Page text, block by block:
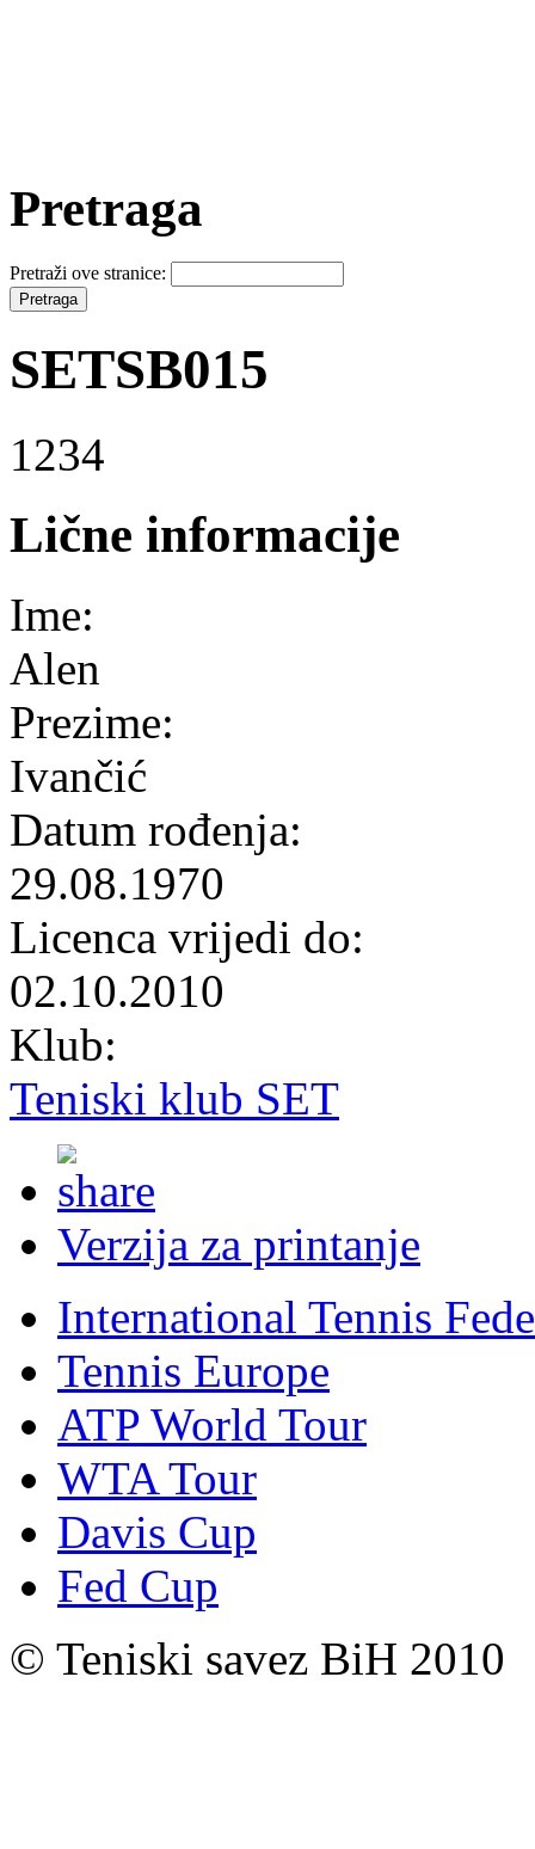
Pretraga
Pretraži ove stranice:
SETSB015
1234
Lične informacije
Ime:
Alen
Prezime:
Ivančić
Datum rođenja:
29.08.1970
Licenca vrijedi do:
02.10.2010
Klub:
Teniski klub SET
Verzija za printanje
International Tennis
Tennis Europe
ATP World Tour
WTA Tour
Davis Cup
Fed Cup
© Teniski savez BiH 2010